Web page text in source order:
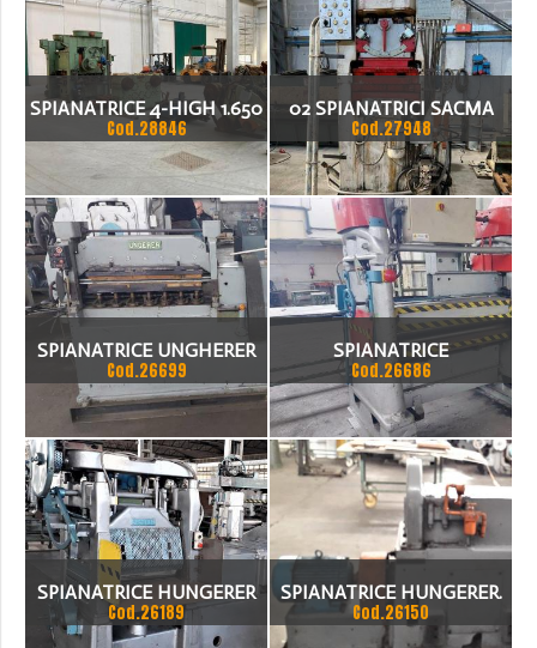
SPIANATRICE 4-HIGH 1.650
X 10 (12)
Cod.28846
02 SPIANATRICI SACMA
Cod.27948
SPIANATRICE UNGHERER
Cod.26699
SPIANATRICE
Cod.26686
SPIANATRICE HUNGERER
550
Cod.26189
SPIANATRICE HUNGERER.
Cod.26150